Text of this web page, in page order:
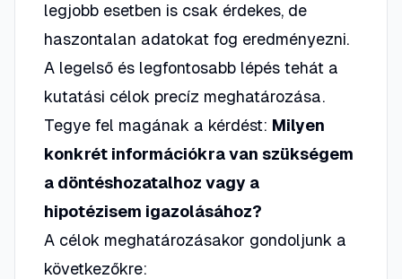
legjobb esetben is csak érdekes, de
haszontalan adatokat fog eredményezni.
A legelső és legfontosabb lépés tehát a
kutatási célok precíz meghatározása.
Tegye fel magának a kérdést: Milyen
konkrét információkra van szükségem
a döntéshozatalhoz vagy a
hipotézisem igazolásához?
A célok meghatározásakor gondoljunk a
következőkre: